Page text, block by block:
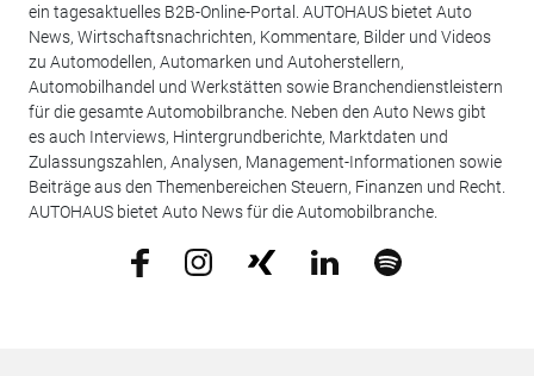
ein tagesaktuelles B2B-Online-Portal. AUTOHAUS bietet Auto
News, Wirtschaftsnachrichten, Kommentare, Bilder und Videos
zu Automodellen, Automarken und Autoherstellern,
Automobilhandel und Werkstätten sowie Branchendienstleistern
für die gesamte Automobilbranche. Neben den Auto News gibt
es auch Interviews, Hintergrundberichte, Marktdaten und
Zulassungszahlen, Analysen, Management-Informationen sowie
Beiträge aus den Themenbereichen Steuern, Finanzen und Recht.
AUTOHAUS bietet Auto News für die Automobilbranche.